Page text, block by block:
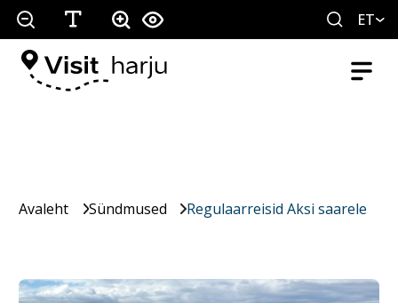
ET
Avaleht Sündmused Regulaarreisid Aksi saarele